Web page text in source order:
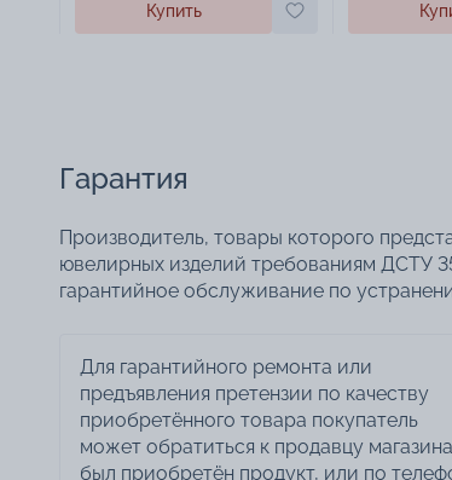
Купить
Гарантия
Производитель, товары которого
ювелирных изделий требованиям ДСТУ
гарантийное обслуживание по
Для гарантийного ремонта или
предъявления претензии по качеству
приобретённого товара покупатель
может обратиться к продавцу
был приобретён продукт, или по